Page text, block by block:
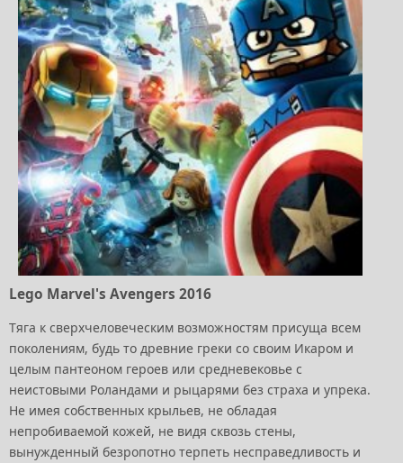
Lego Marvel's Avengers 2016
Тяга к сверхчеловеческим возможностям присуща всем
поколениям, будь то древние греки со своим Икаром и
целым пантеоном героев или средневековье с
неистовыми Роландами и рыцарями без страха и упрека.
Не имея собственных крыльев, не обладая
непробиваемой кожей, не видя сквозь стены,
вынужденный безропотно терпеть несправедливость и